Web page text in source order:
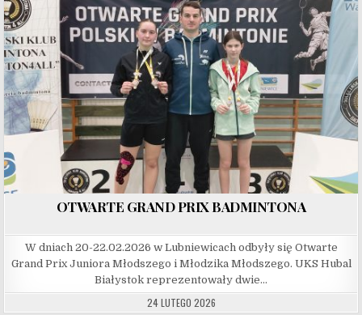
OTWARTE GRAND PRIX BADMINTONA
W dniach 20-22.02.2026 w Lubniewicach odbyły się Otwarte
Grand Prix Juniora Młodszego i Młodzika Młodszego. UKS Hubal
Białystok reprezentowały dwie…
24 LUTEGO 2026